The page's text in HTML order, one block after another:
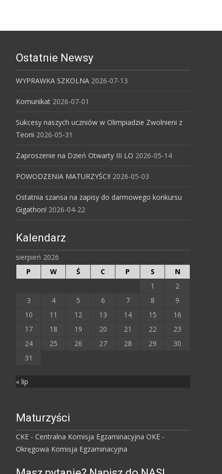
Ostatnie Newsy
WYPRAWKA SZKOLNA 2026-07-13
Komunikat 2026-07-01
Sukcesy naszych uczniów w Olimpiadzie Zwolnieni z
Teorii 2026-05-31
Zaproszenie na Dzień Otwarty III LO 2026-05-14
POWODZENIA MATURZYŚCI! 2026-05-03
Ostatnia szansa na zapisy do darmowego konkursu
Gigathon! 2026-04-22
Kalendarz
sierpień 2026
P
W Ś C P S
N
1
2
3
4 5 6 7 8
9
10
11 12 13 14 15
16
17
18 19 20 21 22
23
24
25 26 27 28 29
30
31
« lip
Maturzyści
CKE - Centralna Komisja Egzaminacyjna OKE -
Okręgowa Komisja Egzaminacyjna